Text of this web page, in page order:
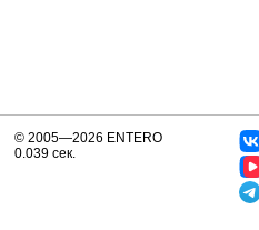
© 2005—2026 ENTERO
0.039 сек.